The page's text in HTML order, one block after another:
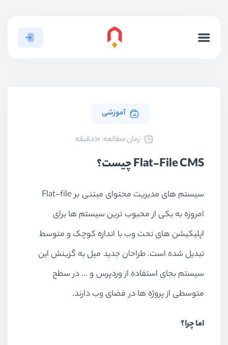
آموزشی
ﺯﻣﺎﻥ ﻣﻄﺎﻟﻌﻪ: 10 دقیقه
Flat-File CMS چیست؟
سیستم های مدیریت محتوای مبتنی بر Flat-file
امروزه به یکی از محبوب ترین سیستم ها برای
اپلیکیشن های تحت وب با اندازه کوچک و متوسط
تبدیل شده است. طراحان جدید میل به گزینش این
سیستم بجای استفاده از وردپرس و … در سطح
متوسطی از پروژه ها در فضای وب دارند.
اما چرا؟